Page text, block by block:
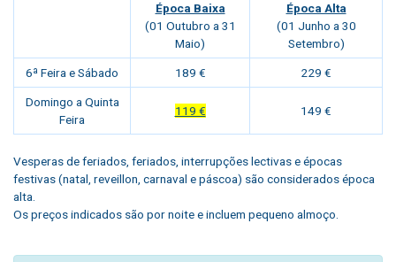
Época Baixa
(01 Outubro a 31
Maio)
Época Alta
(01 Junho a 30
Setembro)
6ª Feira e Sábado 189 € 229 €
Domingo a Quinta
Feira
119 € 149 €
Vesperas de feriados, feriados, interrupções lectivas e épocas
festivas (natal, reveillon, carnaval e páscoa) são considerados época
alta.
Os preços indicados são por noite e incluem pequeno almoço.